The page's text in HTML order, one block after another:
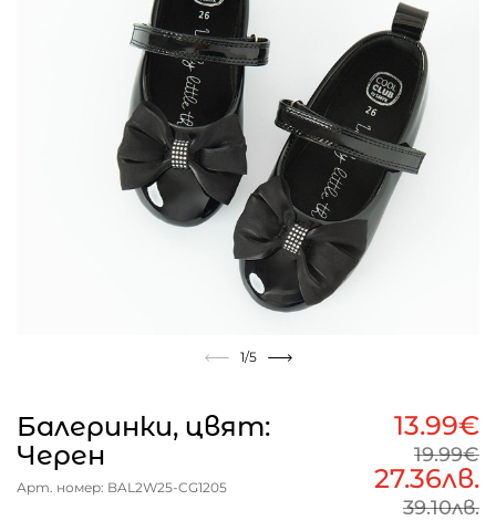
1/5
Балеринки, цвят:
Черен
Арт. номер: BAL2W25-CG1205
13.99€
19.99€
27.36лв.
39.10лв.